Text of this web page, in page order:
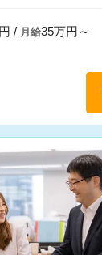
ージ＞
員の業務をき
で対応しな
軽に質問や
2～3月を除
分のペース
すいですね。
サポートもし
集計、Wordで
務
所や経理経
/ 月給35万円～